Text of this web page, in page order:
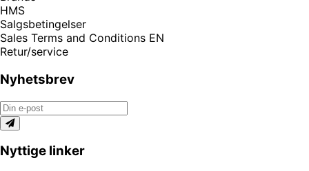
HMS
Salgsbetingelser
Sales Terms and Conditions EN
Retur/service
Nyhetsbrev
Nyttige linker